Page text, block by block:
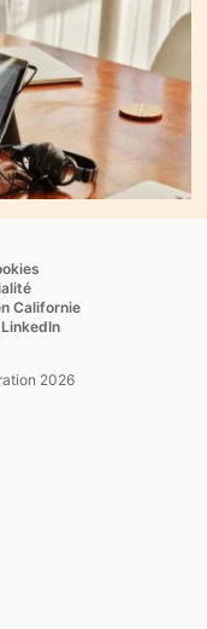
Californieopens in a new
2026